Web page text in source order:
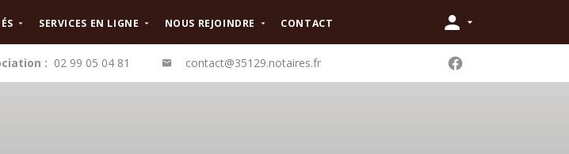
SERVICES EN LIGNE NOUS REJOINDRE CONTACT
: 02 99 05 04 81 contact@35129.notaires.fr